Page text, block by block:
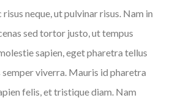
neque, ut pulvinar risus. Nam in
sed tortor justo, ut tempus
sapien, eget pharetra tellus
viverra. Mauris id pharetra
felis, et tristique diam. Nam